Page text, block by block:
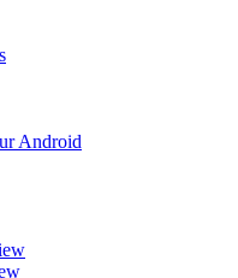
Android